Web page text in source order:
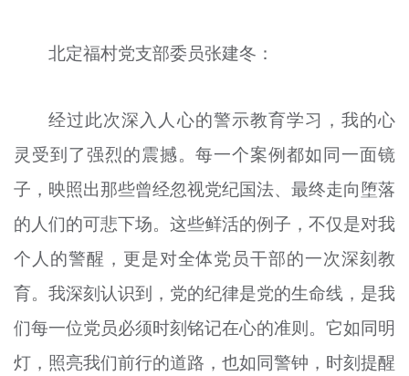
北定福村党支部委员张建冬：
经过此次深入人心的警示教育学习，我的心
灵受到了强烈的震撼。每一个案例都如同一面镜
子，映照出那些曾经忽视党纪国法、最终走向堕落
的人们的可悲下场。这些鲜活的例子，不仅是对我
个人的警醒，更是对全体党员干部的一次深刻教
育。我深刻认识到，党的纪律是党的生命线，是我
们每一位党员必须时刻铭记在心的准则。它如同明
灯，照亮我们前行的道路，也如同警钟，时刻提醒